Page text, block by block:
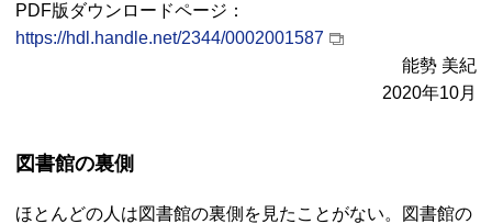
PDF版ダウンロードページ：
https://hdl.handle.net/2344/0002001587
能勢 美紀
2020年10月
図書館の裏側
ほとんどの人は図書館の裏側を見たことがない。図書館の